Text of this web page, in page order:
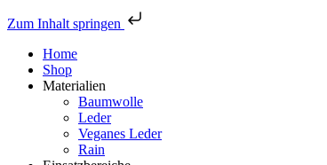
Zum Inhalt springen
Home
Shop
Materialien
Baumwolle
Leder
Veganes Leder
Rain